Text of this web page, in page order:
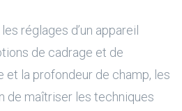
réglages d’un appareil
de cadrage et de
et la profondeur de champ, les
de maîtriser les techniques